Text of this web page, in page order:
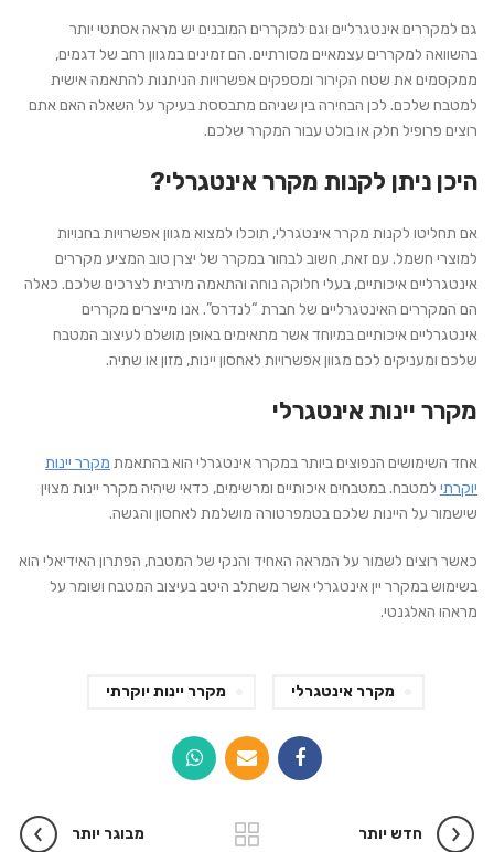
גם למקררים אינטגרליים וגם למקררים המובנים יש מראה אסתטי יותר
בהשוואה למקררים עצמאיים מסורתיים. הם זמינים במגוון רחב של דגמים,
ממקסמים את שטח הקירור ומספקים אפשרויות הניתנות להתאמה אישית
למטבח שלכם. לכן הבחירה בין שניהם מתבססת בעיקר על השאלה האם אתם
רוצים פרופיל חלק או בולט עבור המקרר שלכם.
היכן ניתן לקנות מקרר אינטגרלי?
אם תחליטו לקנות מקרר אינטגרלי, תוכלו למצוא מגוון אפשרויות בחנויות
למוצרי חשמל. עם זאת, חשוב לבחור במקרר של יצרן טוב המציע מקררים
אינטגרליים איכותיים, בעלי חלוקה נוחה והתאמה מירבית לצרכים שלכם. כאלה
הם המקררים האינטגרליים של חברת “לנדרס”. אנו מייצרים מקררים
אינטגרליים איכותיים במיוחד אשר מתאימים באופן מושלם לעיצוב המטבח
שלכם ומעניקים לכם מגוון אפשרויות לאחסון יינות, מזון או שתיה.
מקרר יינות אינטגרלי
אחד השימושים הנפוצים ביותר במקרר אינטגרלי הוא בהתאמת מקרר יינות
יוקרתי למטבח. במטבחים איכותיים ומרשימים, כדאי שיהיה מקרר יינות מצוין
שישמור על היינות שלכם בטמפרטורה מושלמת לאחסון והגשה.
כאשר רוצים לשמור על המראה האחיד והנקי של המטבח, הפתרון האידיאלי הוא
בשימוש במקרר יין אינטגרלי אשר משתלב היטב בעיצוב המטבח ושומר על
מראהו האלגנטי.
מקרר אינטגרלי מקרר יינות יוקרתי
חדש יותר מבוגר יותר